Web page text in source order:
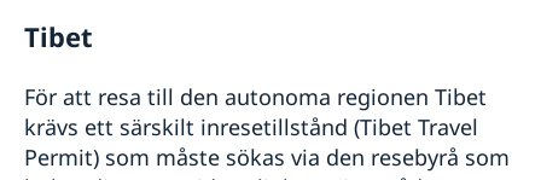
Tibet
För att resa till den autonoma regionen Tibet
krävs ett särskilt inresetillstånd (Tibet Travel
Permit) som måste sökas via den resebyrå som